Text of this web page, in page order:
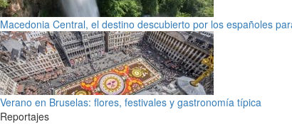
Macedonia Central, el destino descubierto por los españoles
Verano en Bruselas: flores, festivales y gastronomía típica
Reportajes